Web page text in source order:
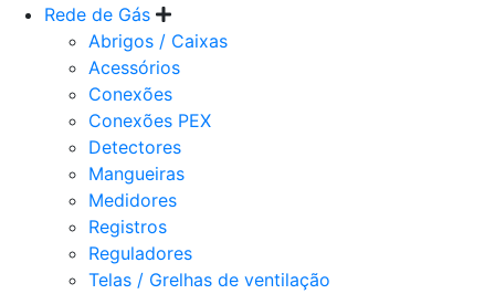
Rede de Gás
Abrigos / Caixas
Acessórios
Conexões
Conexões PEX
Detectores
Mangueiras
Medidores
Registros
Reguladores
Telas / Grelhas de ventilação